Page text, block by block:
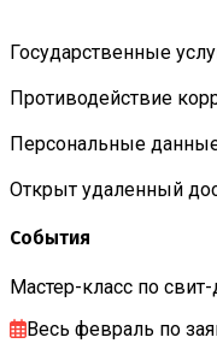
Государственные
Противодействие
Персональные
Открыт удаленный
События
Мастер-класс по
Весь февраль по